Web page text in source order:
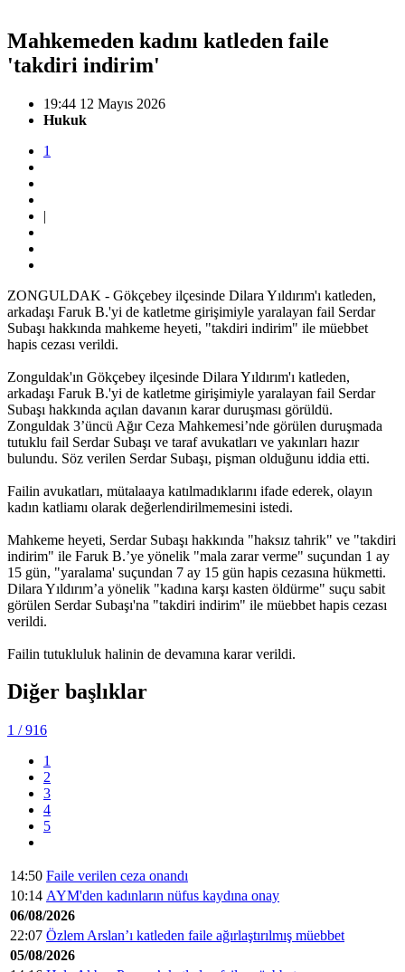
Mahkemeden kadını katleden faile
'takdiri indirim'
19:44 12 Mayıs 2026
Hukuk
1
|
ZONGULDAK - Gökçebey ilçesinde Dilara Yıldırım'ı katleden,
arkadaşı Faruk B.'yi de katletme girişimiyle yaralayan fail Serdar
Subaşı hakkında mahkeme heyeti, "takdiri indirim" ile müebbet
hapis cezası verildi.
Zonguldak'ın Gökçebey ilçesinde Dilara Yıldırım'ı katleden,
arkadaşı Faruk B.'yi de katletme girişimiyle yaralayan fail Serdar
Subaşı hakkında açılan davanın karar duruşması görüldü.
Zonguldak 3’üncü Ağır Ceza Mahkemesi’nde görülen duruşmada
tutuklu fail Serdar Subaşı ve taraf avukatları ve yakınları hazır
bulundu. Söz verilen Serdar Subaşı, pişman olduğunu iddia etti.
Failin avukatları, mütalaaya katılmadıklarını ifade ederek, olayın
kadın katliamı olarak değerlendirilmemesini istedi.
Mahkeme heyeti, Serdar Subaşı hakkında "haksız tahrik" ve "takdiri
indirim" ile Faruk B.’ye yönelik "mala zarar verme" suçundan 1 ay
15 gün, "yaralama' suçundan 7 ay 15 gün hapis cezasına hükmetti.
Dilara Yıldırım’a yönelik "kadına karşı kasten öldürme" suçu sabit
görülen Serdar Subaşı'na "takdiri indirim" ile müebbet hapis cezası
verildi.
Failin tutukluluk halinin de devamına karar verildi.
Diğer başlıklar
1 / 916
1
2
3
4
5
14:50 Faile verilen ceza onandı
10:14 AYM'den kadınların nüfus kaydına onay
06/08/2026
22:07 Özlem Arslan’ı katleden faile ağırlaştırılmış müebbet
05/08/2026